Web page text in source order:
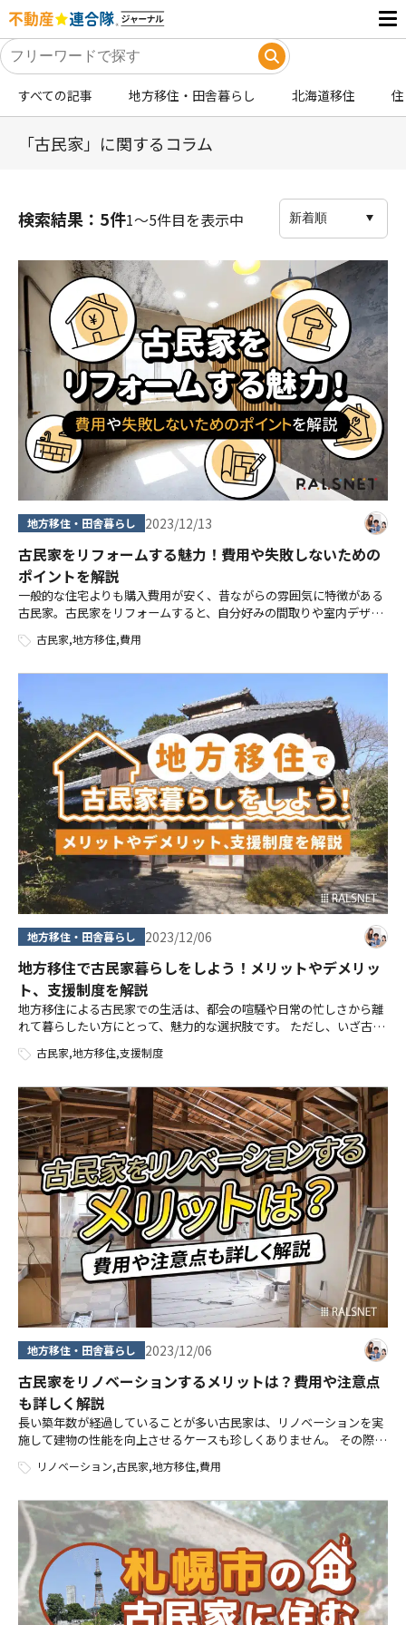
すべての記事 地方移住・田舎暮らし 北海道移住
「古民家」に関するコラム
検索結果：5件1〜5件目を表示中
古民家をリフォームする魅力！費用や失敗しないための
ポイントを解説
一般的な住宅よりも購入費用が安く、昔ながらの雰囲気に特徴がある
古民家。古民家をリフォームすると、自分好みの間取りや室内デザイ
には、「改修に失敗したくない」「 […]
地方移住・田舎暮らし 2023/12/13
古民家,地方移住,費用
地方移住で古民家暮らしをしよう！メリットやデメリッ
ト、支援制度を解説
地方移住による古民家での生活は、都会の喧騒や日常の忙しさから離
れて暮らしたい方にとって、魅力的な選択肢です。 ただし、いざ古民
的にどうやって物件を見つければ良 […]
地方移住・田舎暮らし 2023/12/06
古民家,地方移住,支援制度
古民家をリノベーションするメリットは？費用や注意点
も詳しく解説
長い築年数が経過していることが多い古民家は、リノベーションを実
施して建物の性能を向上させるケースも珍しくありません。 その際に
気になるのがリノベーションの費用や、注意すべきポイントではない
でしょうか。 リノベーションには […]
地方移住・田舎暮らし 2023/12/06
リノベーション,古民家,地方移住,費用